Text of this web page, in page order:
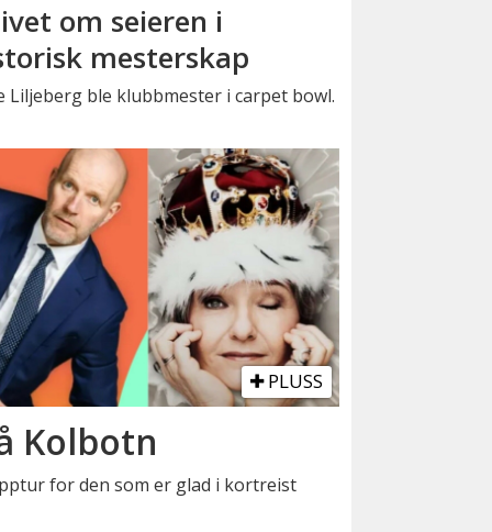
om seieren i
mesterskap
Liljeberg ble klubbmester i carpet bowl.
PLUSS
Kolbotn
for den som er glad i kortreist